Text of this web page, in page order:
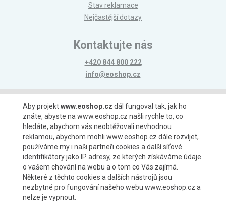
Stav reklamace
Nejčastější dotazy
Kontaktujte nás
+420 844 800 222
info@eoshop.cz
Možnosti platby
Možnosti dopravy
Aby projektwww.eoshop.cz dál fungoval tak, jak ho
znáte, abyste na www.eoshop.cz našli rychle to, co
hledáte, abychom vás neobtěžovali nevhodnou
reklamou, abychom mohli www.eoshop.cz dále rozvíjet,
používáme my i naši partneři cookies a další síťové
identifikátory jako IP adresy, ze kterých získáváme údaje
o vašem chování na webu a o tom co Vás zajímá.
Některé z těchto cookies a dalších nástrojů jsou
nezbytné pro fungování našeho webu www.eoshop.cz a
nelze je vypnout.